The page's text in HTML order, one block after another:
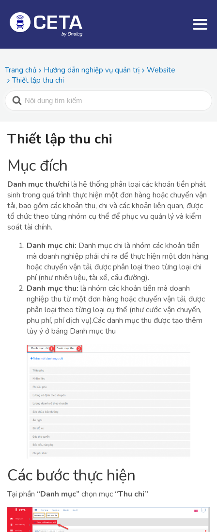
Trang chủ Hướng dẫn nghiệp vụ quản trị
Website
Thiết lập thu chi
Thiết lập thu chi
Mục đích
Danh mục thu/chi là hệ thống phân loại các khoản tiền phát
sinh trong quá trình thực hiện một đơn hàng hoặc chuyến vận
tải, bao gồm các khoản thu, chi và các khoản liên quan, được
tổ chức theo từng nhóm cụ thể để phục vụ quản lý và kiểm
soát tài chính.
Danh mục chi: Danh mục chi là nhóm các khoản tiền
mà doanh nghiệp phải chi ra để thực hiện một đơn hàng
hoặc chuyến vận tải, được phân loại theo từng loại chi
phí (như nhiên liệu, tài xế, cầu đường).
Danh mục thu: là nhóm các khoản tiền mà doanh
nghiệp thu từ một đơn hàng hoặc chuyến vận tải, được
phân loại theo từng loại cụ thể (như cước vận chuyển,
phụ phí, phí dịch vụ).Các danh mục thu được tạo thêm
tùy ý ở bảng Danh mục thu
Các bước thực hiện
Tại phần “Danh mục” chọn mục “Thu chi”